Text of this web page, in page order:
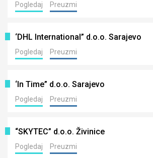
Pogledaj Preuzmi
‘DHL International” d.o.o. Sarajevo
Pogledaj Preuzmi
‘In Time” d.o.o. Sarajevo
Pogledaj Preuzmi
“SKYTEC” d.o.o. Živinice
Pogledaj Preuzmi